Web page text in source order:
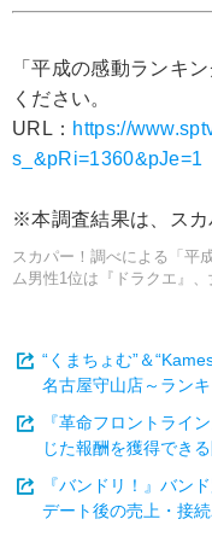
「平成の感動ランキ
ください。
URL： https://
s_&pRi=1360&pJe=1
※本調査結果は、スカ
スカパー！調べによる「平
ム男性1位は『ドラクエ』
“くまちょむ”＆
名古屋守山店～ラン
『革命フロントライ
じた報酬を獲得でき
『バンドリ！』バン
デート後の売上・接